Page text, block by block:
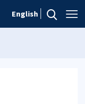
English